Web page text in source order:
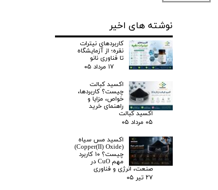
نوشته های اخیر
کاربردهای نیترات
نقره؛ از آزمایشگاه
تا فناوری نانو
۱۷ مرداد ۰۵
اکسید کبالت
چیست؟ کاربردها،
خواص، مزایا و
راهنمای خرید
اکسید کبالت
۰۵ مرداد ۰۵
اکسید مس سیاه
(Copper(II) Oxide)
چیست؟ ۱۰ کاربرد
مهم CuO در
صنعت، انرژی و فناوری
۲۷ تیر ۰۵